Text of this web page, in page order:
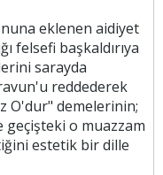
eklenen aidiyet
felsefi başkaldırıya
sarayda
reddederek
O'dur" demelerinin;
o muazzam
estetik bir dille